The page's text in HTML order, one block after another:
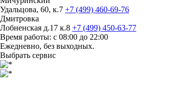
Удальцова, 60, к.7 +7 (499) 460-69-76
Дмитровка
Лобненская д.17 к.8 +7 (499) 450-63-77
Время работы: с 08:00 до 22:00
Ежедневно, без выходных.
Выбрать сервис